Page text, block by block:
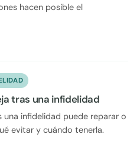
hacen posible el
tras una infidelidad
infidelidad puede reparar o
evitar y cuándo tenerla.